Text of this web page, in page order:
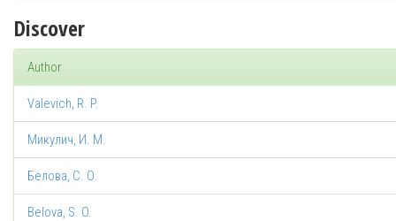
Discover
Author
Valevich, R. P.
Микулич, И. М.
Белова, С. О.
Belova, S. O.